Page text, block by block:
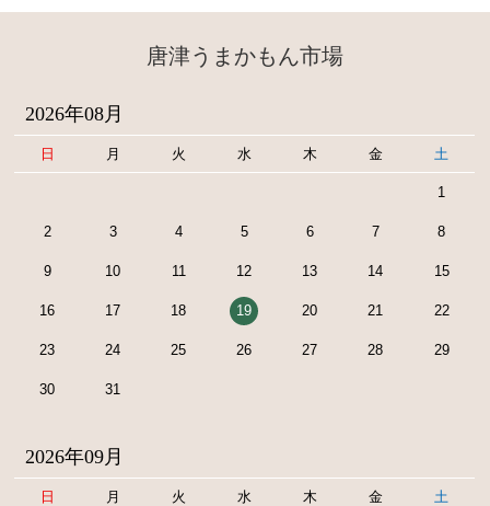
唐津うまかもん市場
2026年08月
日 月 火 水 木 金 土
1
2 3 4 5 6 7 8
9 10 11 12 13 14 15
16 17 18 19 20 21 22
23 24 25 26 27 28 29
30 31
2026年09月
日 月 火 水 木 金 土